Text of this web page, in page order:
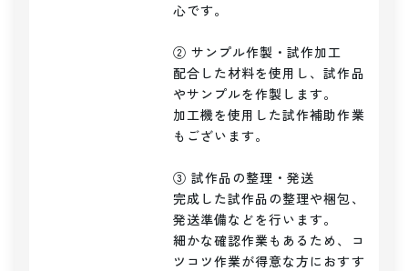
心です。
② サンプル作製・試作加工
配合した材料を使用し、試作品
やサンプルを作製します。
加工機を使用した試作補助作業
もございます。
③ 試作品の整理・発送
完成した試作品の整理や梱包、
発送準備などを行います。
細かな確認作業もあるため、コ
ツコツ作業が得意な方におすす